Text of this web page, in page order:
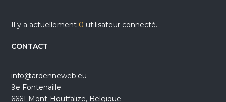
Il y a actuellement 0 utilisateur connecté.
CONTACT
info@ardenneweb.eu
9e Fontenaille
6661 Mont-Houffalize, Belgique